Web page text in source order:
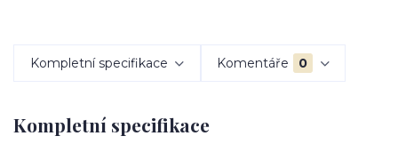
Kompletní specifikace Komentáře 0
Kompletní specifikace